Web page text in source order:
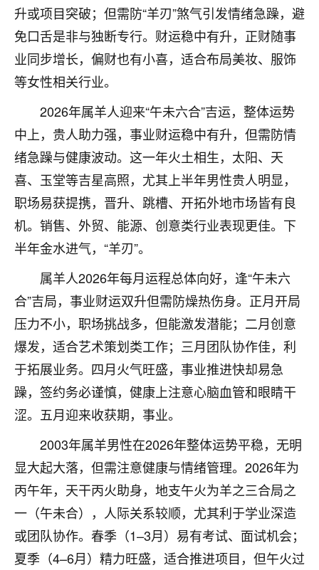
升或项目突破；但需防“羊刃”煞气引发情绪急躁，避
免口舌是非与独断专行。财运稳中有升，正财随事
业同步增长，偏财也有小喜，适合布局美妆、服饰
等女性相关行业。
2026年属羊人迎来“午未六合”吉运，整体运势
中上，贵人助力强，事业财运稳中有升，但需防情
绪急躁与健康波动。这一年火土相生，太阳、天
喜、玉堂等吉星高照，尤其上半年男性贵人明显，
职场易获提携，晋升、跳槽、开拓外地市场皆有良
机。销售、外贸、能源、创意类行业表现更佳。下
半年金水进气，“羊刃”。
属羊人2026年每月运程总体向好，逢“午未六
合”吉局，事业财运双升但需防燥热伤身。正月开局
压力不小，职场挑战多，但能激发潜能；二月创意
爆发，适合艺术策划类工作；三月团队协作佳，利
于拓展业务。四月火气旺盛，事业推进快却易急
躁，签约务必谨慎，健康上注意心脑血管和眼睛干
涩。五月迎来收获期，事业。
2003年属羊男性在2026年整体运势平稳，无明
显大起大落，但需注意健康与情绪管理。2026年为
丙午年，天干丙火助身，地支午火为羊之三合局之
一（午未合），人际关系较顺，尤其利于学业深造
或团队协作。春季（1–3月）易有考试、面试机会；
夏季（4–6月）精力旺盛，适合推进项目，但午火过
2小时前 来自海南
梦醒时分
我女儿高二叛逆，大半年不上学，一说她就要死要活
的，把我们两口子愁的不行，朋友给我推荐的慧来老
做完，我女儿跟变了个人一样，不期望她能考多好的
大学，只要能安安稳稳的把书读了，身体心理都健健
康康的我就很知足了！
鹿森：可怜天下父母心啊！
3小时前 来自河北 16
付深
三个，找老师的时候是抱着侥幸心理，没想到老师看
着我晋升有望，我半信半疑的按照老师建议，做了化
太岁还有一个发钱粮，本来年前的人事调整，拖到年
后，我以为都没戏了，结果开年一上班，开会提拔升
职第一个就是我，职务无所谓，主要是底薪加了
3000，非常开心，无论如何，感恩感谢！🙏🏻
鹿森：恭喜升职加薪！！，请客吗？�
12小时前 来自北京
心心相印
我身体不太好，总是病病殃殃的，去检查又没什么大
问题，反正就是不舒服。中医西医看遍了，找不到问
题，后来无意中看到有人推荐慧来老师，跟老师聊过
之后，心情豁然开朗，也听老师建议，处理了一些因
果问题。今年以来，身体比以前好多，主要是心情好
了，老师说境随心转，现在深有体会了。